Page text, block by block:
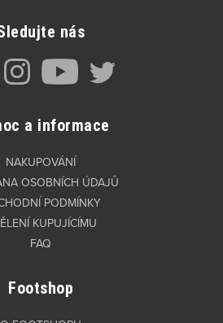
nás
a informace
NAKUPOVÁNÍ
OSOBNÍCH ÚDAJŮ
PODMÍNKY
KUPUJÍCÍMU
FAQ
Footshop